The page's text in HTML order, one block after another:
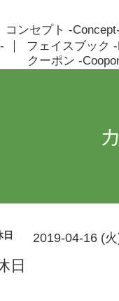
コンセプト -Concept-
フェイスブック
クーポン -
日 2019-04-16 (
日